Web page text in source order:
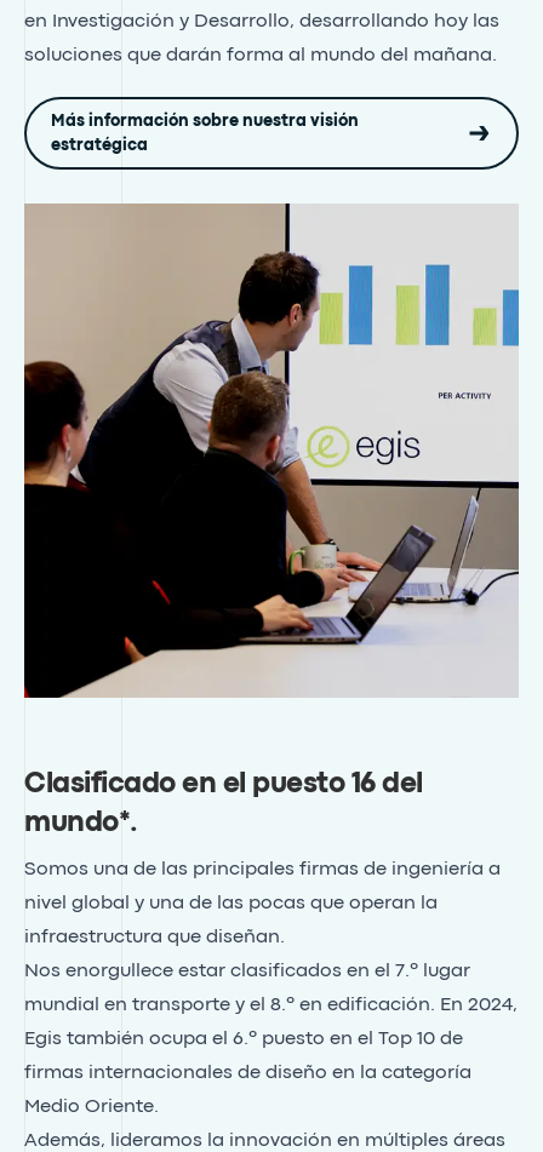
en Investigación y Desarrollo, desarrollando hoy las
soluciones que darán forma al mundo del mañana.
Más información sobre nuestra visión
estratégica
Clasificado en el puesto 16 del
mundo*.
Somos una de las principales firmas de ingeniería a
nivel global y una de las pocas que operan la
infraestructura que diseñan.
Nos enorgullece estar clasificados en el 7.º lugar
mundial en transporte y el 8.º en edificación. En 2024,
Egis también ocupa el 6.º puesto en el Top 10 de
firmas internacionales de diseño en la categoría
Medio Oriente.
Además, lideramos la innovación en múltiples áreas